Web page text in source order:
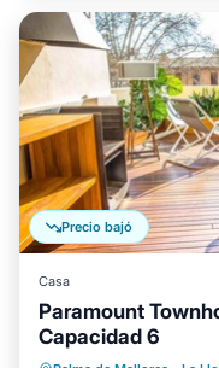
Precio bajó
Casa
Paramount
Capacidad 6